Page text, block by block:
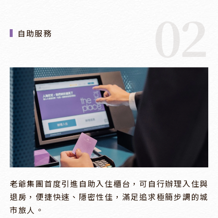
自助服務 02
老爺集團首度引進自助入住櫃台，可自行辦理入住與
退房，便捷快速、隱密性佳，滿足追求極簡步調的城
市旅人。